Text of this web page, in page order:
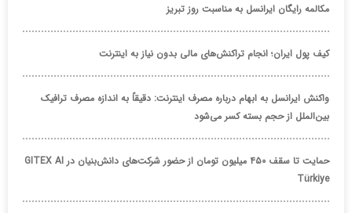
مکالمه رایگان ایرانسل به مناسبت روز تبریز
کیف پول ایران؛ انجام تراکنش‌های مالی بدون نیاز به اینترنت
واکنش ایرانسل به ابهام درباره مصرف اینترنت: دقیقاً به اندازه مصرف ترافیک
بین‌الملل از حجم بسته کسر می‌شود
حمایت تا سقف ۴۵۰ میلیون تومان از حضور شرکت‌های دانش‌بنیان در GITEX AI
Türkiye